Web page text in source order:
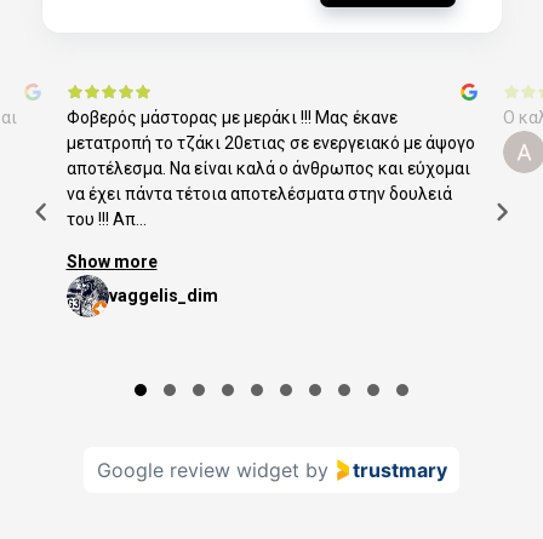
Φοβερός μάστορας με μεράκι !!! Μας έκανε
μετατροπή το τζάκι 20ετιας σε ενεργειακό με άψογο
αποτέλεσμα. Να είναι καλά ο άνθρωπος και εύχομαι
να έχει πάντα τέτοια αποτελέσματα στην δουλειά
του !!! Απ...
Show more
vaggelis_dim
Ο
Google review widget by trustmary